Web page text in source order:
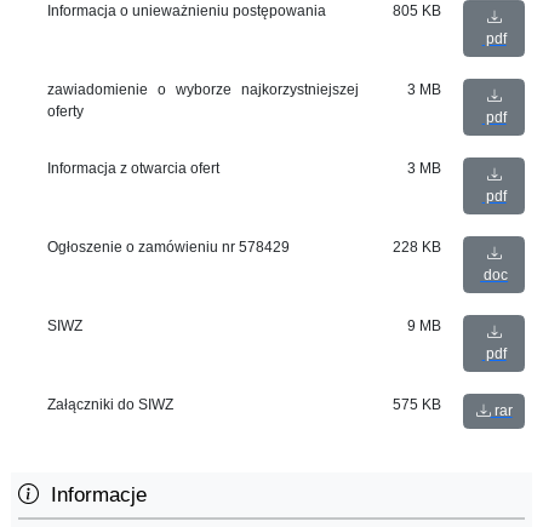
Informacja o unieważnieniu postępowania
805 KB
pdf
zawiadomienie o wyborze najkorzystniejszej
oferty
3 MB
pdf
Informacja z otwarcia ofert
3 MB
pdf
Ogłoszenie o zamówieniu nr 578429
228 KB
doc
SIWZ
9 MB
pdf
Załączniki do SIWZ 575 KB rar
Informacje